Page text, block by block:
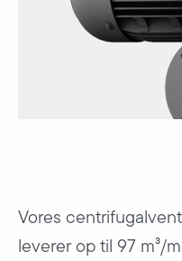
Vores
leverer op til 97 m³/